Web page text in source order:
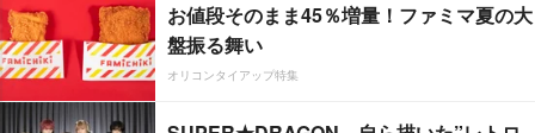
お値段そのまま45％増量！ファミマ夏の大
盤振る舞い
オリコンタイアップ特集